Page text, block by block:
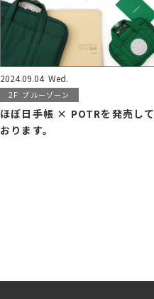
2024.09.04 Wed.
2F ブルーゾーン
ほぼ日手帳 × POTRを発売して
おります。